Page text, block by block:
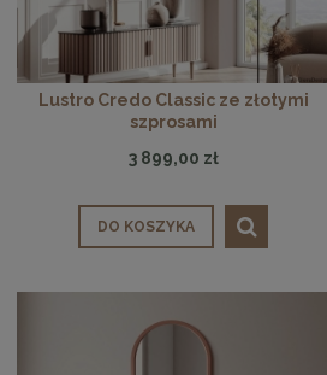
cm + kolory
Lustro Credo Classic ze złotymi
szprosami
3 899,00 zł
DO KOSZYKA